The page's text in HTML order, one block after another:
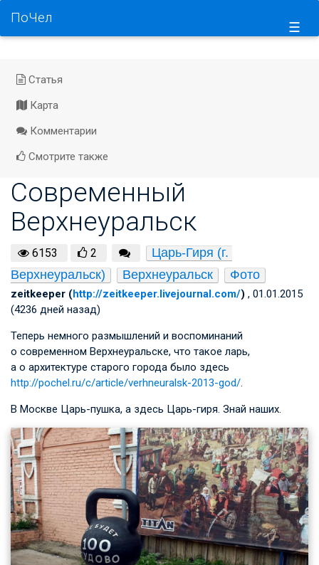
☰
ПоЧел
Статья
Карта
Комментарии
Смотрите также
Современный
Верхнеуральск
6153 2
Царь-Гиря (г.
Верхнеуральск)
Верхнеуральск Фото
zeitkeeper (http://zeitkeeper.livejournal.com/) , 01.01.2015
(4236 дней назад)
Теперь немного размышлений и воспоминаний
о современном Верхнеуральске, что такое ларь,
а о архитектуре старого города было здесь
http://pochel.ru/c/article/verhneuralsk-2013-god/
В Москве Царь-пушка, а здесь Царь-гиря. Знай наших.